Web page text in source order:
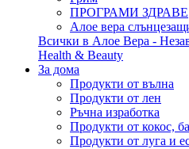
ПРОГРАМИ ЗДРАВЕ
Алое вера
Всички в Алое Вера -
Health & Beauty
За дома
Продукти от вълна
Продукти от лен
Ръчна изработка
Продукти от кокос,
Продукти от луга и